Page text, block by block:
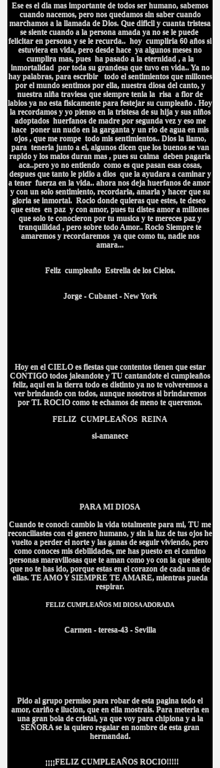
Ese es el dia mas importante de todos ser humano, sabemos
cuando nacemos, pero nos quedamos sin saber cuando
marchamos a la llamada de Dios. Que dificil y cuanta tristesa
se siente cuando a la persona amada ya no se le puede
felicitar en persona y se le recurda.. hoy cumpliria 60 años si
estuviera en vida, pero desde hace ya algunos meses no
cumplira mas, pues ha pasado a la eternidad , a la
inmortalidad por toda su grandesa que tuvo en vida.. Ya no
hay palabras, para escribir todo el sentimientos que millones
por el mundo sentimos por ella, nuestra diosa del canto, y
nuestra niña traviesa que siempre tenia la risa a flor de
labios ya no esta fisicamente para festejar su cumpleaño . Hoy
la recordamos y yo pienso en la tristesa de su hija y sus niños
adoptados huerfanos de madre por segunda vez y eso me
hace poner un nudo en la garganta y un rio de agua en mis
ojos , que me rompe todo mis sentimientos.. Dios la llamo,
para tenerla junto a el, algunos dicen que los buenos se van
rapido y los malos duran mas , pues su calma deben pagarla
aca..pero yo no entiendo como es que pasan esas cosas,
despues que tanto le pidio a dios que la ayudara a caminar y
a tener fuerza en la vida.. ahora nos deja huerfanos de amor
y con un solo sentimiento, recordarla, amarla y hacer que su
gloria se inmortal. Rocio donde quieras que estes, te deseo
que estes en paz y con amor, pues tu distes amor a millones
que solo te conocieron por tu musica y te mereces paz y
tranquilidad , pero sobre todo Amor.. Rocio Siempre te
amaremos y recordaremos ya que como tu, nadie nos
amara...
Feliz cumpleaño Estrella de los Cielos.
Jorge - Cubanet - New York
Hoy en el CIELO es fiestas que contentos tienen que estar
CONTIGO todos jaleandote y TU cantandote el cumpleaños
feliz, aqui en la tierra todo es distinto ya no te volveremos a
ver brindando con todos, aunque nosotros si brindaremos
por TI. ROCIO como te echamos de meno te queremos.
FELIZ CUMPLEAÑOS REINA
si-amanece
PARA MI DIOSA
Cuando te conoci: cambio la vida totalmente para mi, TU me
reconciliastes con el genero humano, y sin la luz de tus ojos he
vuelto a perder el norte y las ganas de seguir viviendo, pero
como conoces mis debilidades, me has puesto en el camino
personas maravillosas que te aman como yo con la que siento
que no te has ido, porque estas en el corazon de cada una de
ellas. TE AMO Y SIEMPRE TE AMARE, mientras pueda
respirar.
FELIZ CUMPLEAÑOS MI DIOSA ADORADA
Carmen - teresa-43 - Sevilla
Pido al grupo permiso para robar de esta pagina todo el
amor, cariño e ilucion, que en ella mostrais. Para meterla en
una gran bola de cristal, ya que voy para chipiona y a la
SEÑORA se la quiero regalar en nombre de esta gran
hermandad.
¡¡¡¡FELIZ CUMPLEAÑOS ROCIO!!!!!